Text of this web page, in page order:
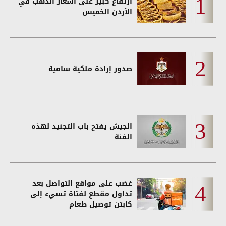
الأردن الخميس
صدور إرادة ملكية سامية
الجيش يفتح باب التجنيد لهذه
الفئة
غضب على مواقع التواصل بعد
تداول مقطع لفتاة تسيء إلى
كابتن توصيل طعام